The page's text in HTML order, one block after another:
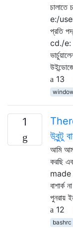
চালাতে
e:/
প্রতি
cd./e:
13
1
উবুন্টু
আমি
করছি
made
বাশার্ক
পুনরায়
12
bashrc